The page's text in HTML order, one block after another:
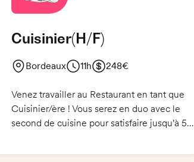
Cuisinier(H/F)
Bordeaux 11h 248€
Venez travailler au Restaurant en tant que
Cuisinier/ère ! Vous serez en duo avec le
second de cuisine pour satisfaire jusqu'à 50
cuisine simple et savoureuse, en utilisant